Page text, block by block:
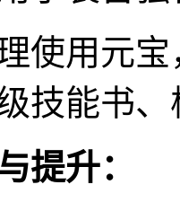
使用元
技能书
提升：